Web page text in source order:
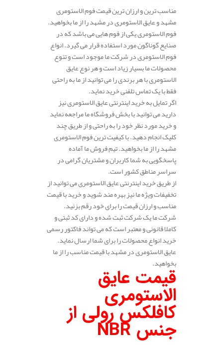
مناسب ترین و ارزان ترین قیمت فوم الاستومری
مشهد و عایق الاستومری در مشهد را از ما بخواهید.
فوم الاستومری یکی از فوم هایی می باشد که در
صنایع گوناگون مورد استفاده قرار می گیرد. انواع
فوم الاستومری در شرکت ما موجود است و تنوع
محصولات ما بسیار زیاد است و هر نوع عایق
الاستومری با هر برندی را می توانید از ما به راحتی
فقط با یک تماس تلفنی خرید نماید.
اگر تمایل به خرید اینترنتی عایق الاستومری نیز
دارید می توانید با بخش فروشگاه ما مراجعه نماید
و خرید مورد نظر خود را به راحتی و از طریق چند
کلیک انجام دهید. با کیفیت ترین فوم الاستومری
مشهد را از ما بخواهید. تیم فروش ما آماده
پاسخگویی به شما کاربران و مشتریان گرامی در
سراسر مناطق کشور است.
از طریق خرید اینترنتی عایق الاستومری می توانید از
تخفیفات ویژه ما نیز بهره مند شوید و خرید با قیمت
مناسب و ارزان قیمت را برای خود رقم بزنید.
شرکت ما یک شرکت ثبت شده و دارای کد ثبتی و
کاملا قانونی و معتبر است که می تواند فاکتور رسمی
خرید انواع محصولات را برای شما ارسال نماید.
عایق الاستومری در مشهد با قیمت مناسب را از ما
بخواهید.
قیمت عایق
الاستومری
کافلکس رولی از
جنس NBR